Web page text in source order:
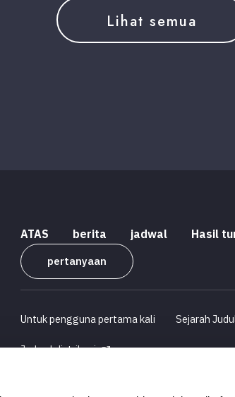
Lihat semua
ATAS berita jadwal Hasil
pertanyaan
Untuk pengguna pertama kali Sejarah
Jadwal distribusi